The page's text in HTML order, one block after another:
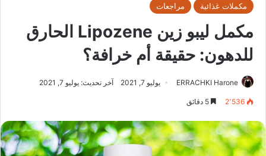
مكملات غذائية مراجعات
مكمل ليبو زين Lipozene الحارق
للدهون: حقيقة أم خرافة؟
ERRACHKI Harone يوليو 7, 2021 آخر تحديث: يوليو 7, 2021
2٬536